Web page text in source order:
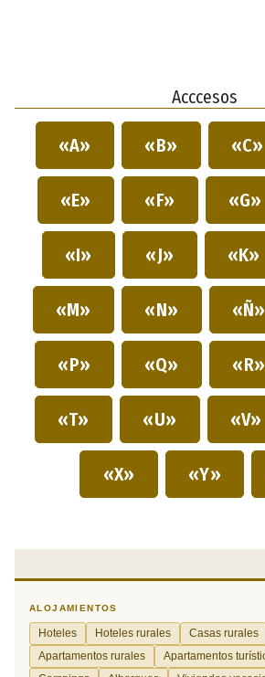
Acccesos
«A» «B» «C»
«E» «F» «G»
«I» «J» «K»
«M» «N» «Ñ»
«P» «Q» «R»
«T» «U» «V»
«X» «Y»